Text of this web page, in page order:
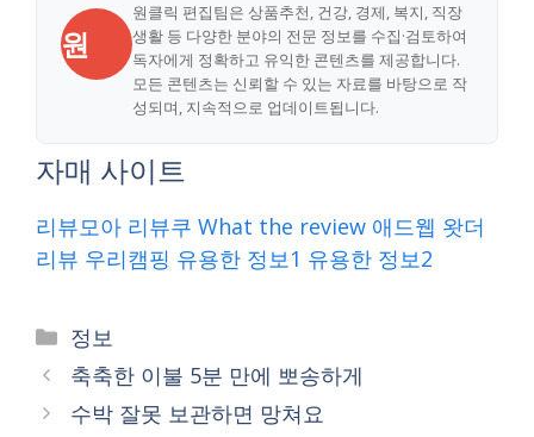
원
원클릭 편집팀은 상품추천, 건강, 경제, 복지, 직장
생활 등 다양한 분야의 전문 정보를 수집·검토하여
독자에게 정확하고 유익한 콘텐츠를 제공합니다.
모든 콘텐츠는 신뢰할 수 있는 자료를 바탕으로 작
성되며, 지속적으로 업데이트됩니다.
자매 사이트
리뷰모아 리뷰쿠 What the review 애드웹 왓더
리뷰 우리캠핑 유용한 정보1 유용한 정보2
Categories
정보
축축한 이불 5분 만에 뽀송하게
수박 잘못 보관하면 망쳐요